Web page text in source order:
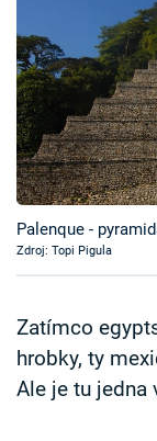
Témata
Pořady
TV Program
Časopis
Sledujte
Sledujte nás
Palenque -
Zdroj: Topi Pigula
Zatímco
hrobky, ty
Ale je tu jedna